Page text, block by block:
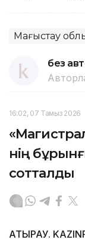
Маңғыстау
без
16:02, 07 Тамыз 2026
нің
сотталды
АТЫРАУ.